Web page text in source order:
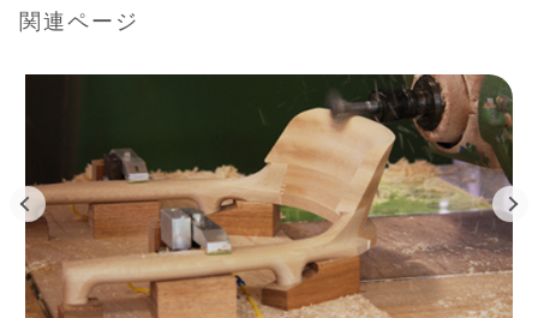
関連ページ